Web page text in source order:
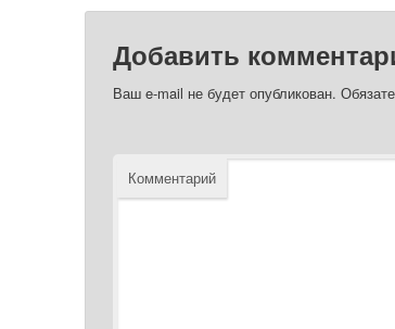
Добавить
Ваш e-mail не будет опубликован.
Комментарий